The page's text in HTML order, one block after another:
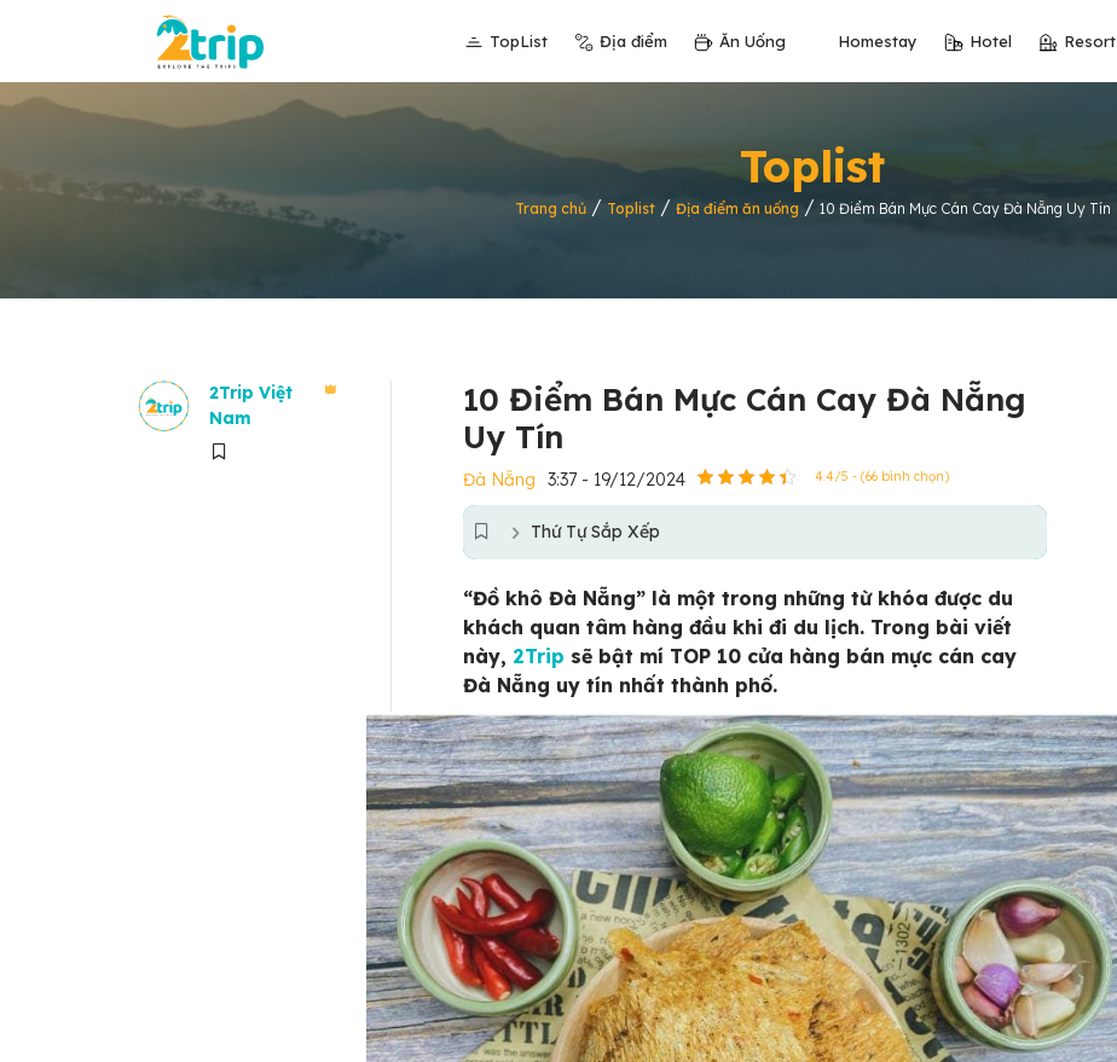
TopList Địa điểm Ăn Uống Homestay Hotel Resort
Toplist
Trang chủ/ Toplist/ Địa điểm ăn uống / 10 Điểm Bán Mực Cán Cay Đà Nẵng Uy Tín
2Trip Việt
Nam
10 Điểm Bán Mực Cán Cay Đà Nẵng
Uy Tín
Đà Nẵng 3:37 - 19/12/2024 4.4/5 - (66 bình chọn)
Thứ Tự Sắp Xếp
“Đồ khô Đà Nẵng” là một trong những từ khóa được du
khách quan tâm hàng đầu khi đi du lịch. Trong bài viết
này, 2Trip sẽ bật mí TOP 10 cửa hàng bán mực cán cay
Đà Nẵng uy tín nhất thành phố.